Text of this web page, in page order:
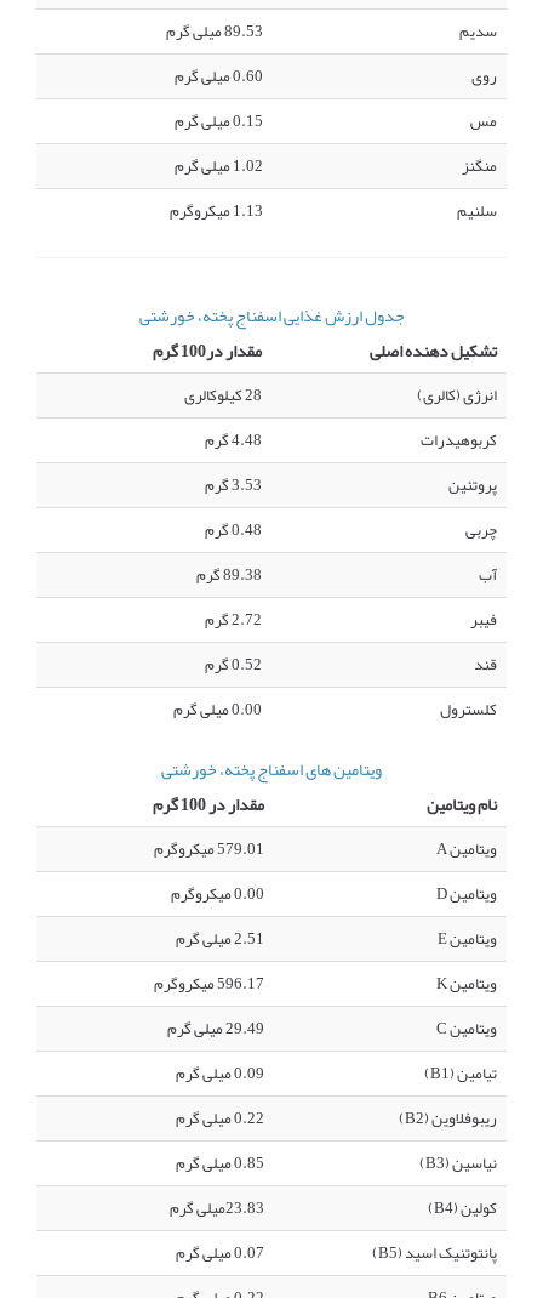
جدول ارزش غذایی اسفناج پخته، خورشتی
تشکیل دهنده اصلی
مقدار در100 گرم
انرژی (کالری)
28 کیلوکالری
کربوهیدرات
4.48 گرم
پروتئین
3.53 گرم
چربی
0.48 گرم
آب
89.38 گرم
فیبر
2.72 گرم
قند
0.52 گرم
کلسترول
0.00 میلی گرم
ویتامین های اسفناج پخته، خورشتی
نام ویتامین
مقدار در 100 گرم
ویتامین A
579.01 میکروگرم
ویتامین D
0.00 میکروگرم
ویتامین E
2.51 میلی گرم
ویتامین K
596.17 میکروگرم
ویتامین C
29.49 میلی گرم
تیامین (B1)
0.09 میلی گرم
ریبوفلاوین (B2)
0.22 میلی گرم
نیاسین (B3)
0.85 میلی گرم
کولین (B4)
23.83میلی گرم
پانتوتنیک اسید (B5)
0.07 میلی گرم
سدیم
89.53 میلی گرم
روی
0.60 میلی گرم
مس
0.15 میلی گرم
منگنز
1.02 میلی گرم
سلنیم
1.13 میکروگرم